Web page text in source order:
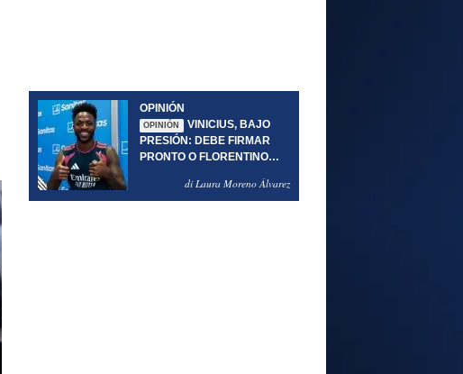
OPINIÓN
OPINIÓN
VINICIUS, BAJO
PRESIÓN: DEBE FIRMAR
PRONTO O FLORENTINO
di Laura Moreno Álvarez